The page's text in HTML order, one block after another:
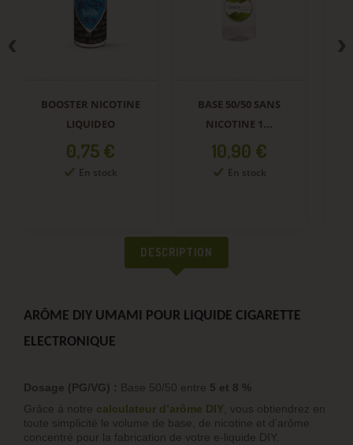
BOOSTER NICOTINE
LIQUIDEO
Prix
0,75 €
En stock
BASE 50/50 SANS
NICOTINE 1...
Prix
10,90 €
En stock
DESCRIPTION
ARÔME DIY UMAMI POUR LIQUIDE CIGARETTE
ELECTRONIQUE
Dosage (PG/VG) : Base 50/50 entre 5 et 8 %
Grâce à notre calculateur d’arôme DIY , vous obtiendrez en
toute simplicité le volume de base, de nicotine et d’arôme
concentré pour la fabrication de votre e-liquide DIY.